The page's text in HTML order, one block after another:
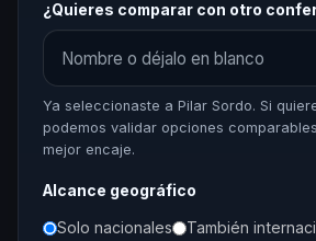
¿Quieres comparar con otro
Ya seleccionaste a Pilar Sordo. Si
podemos validar opciones
mejor encaje.
Alcance geográfico
Solo nacionales
También